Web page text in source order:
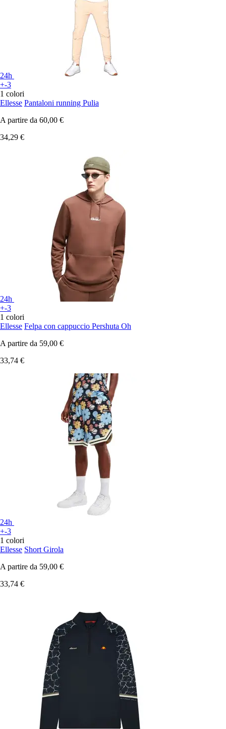
24h
+-3
1 colori
Ellesse Pantaloni running Pulia
A partire da 60,00 €
34,29 €
24h
+-3
1 colori
Ellesse Felpa con cappuccio Pershuta Oh
A partire da 59,00 €
33,74 €
24h
+-3
1 colori
Ellesse Short Girola
A partire da 59,00 €
33,74 €